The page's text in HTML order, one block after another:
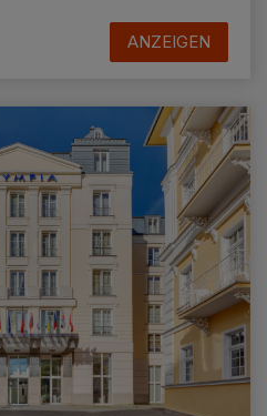
15% Rabatt für
1.6. - 31.8. 2026 gilt für
werden.
bei Buchung
vor Anreise. Gilt nur für
vom
bei Buchung
Anreise. Gültig nur
Zeitraum vom
ANZEIGEN